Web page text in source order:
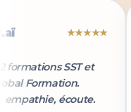
★★★★★
SST et
Formation.
écoute.